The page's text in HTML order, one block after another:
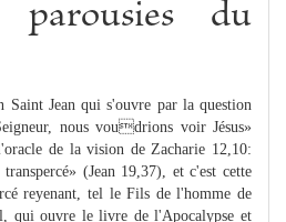
du
Saint Jean qui s'ouvre par la question
nous voudrions voir Jésus»
de la vision de Zacharie 12,10:
(Jean 19,37), et c'est cette
reyenant, tel le Fils de l'homme de
qui ouvre le livre de l'Apocalypse et